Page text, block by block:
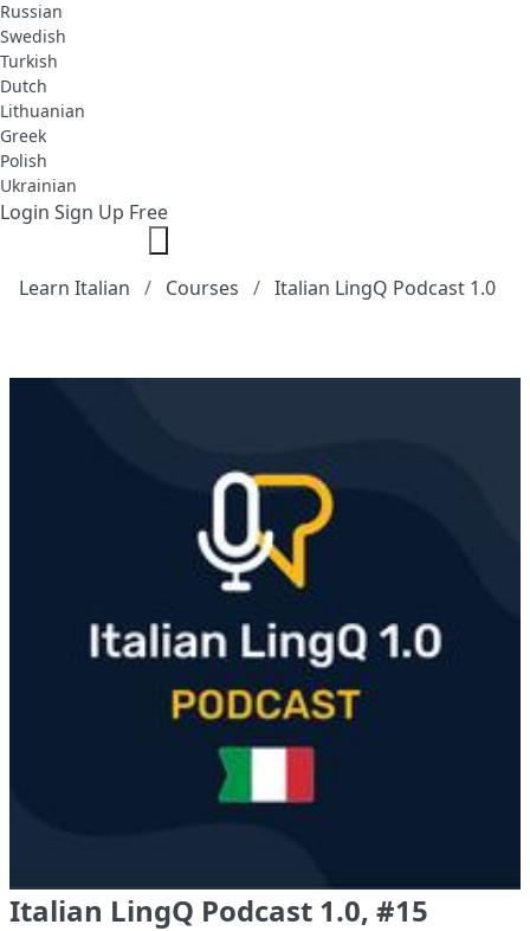
Russian
Swedish
Turkish
Dutch
Lithuanian
Greek
Polish
Ukrainian
Login Sign Up Free
Learn Italian Courses Italian LingQ Podcast 1.0
Italian LingQ Podcast 1.0, #15